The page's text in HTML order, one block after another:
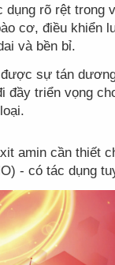
rõ rệt trong
cơ, điều khiển
và bền bỉ.
sự tán
triển vọng
amin cần thiết
- có tác dụng